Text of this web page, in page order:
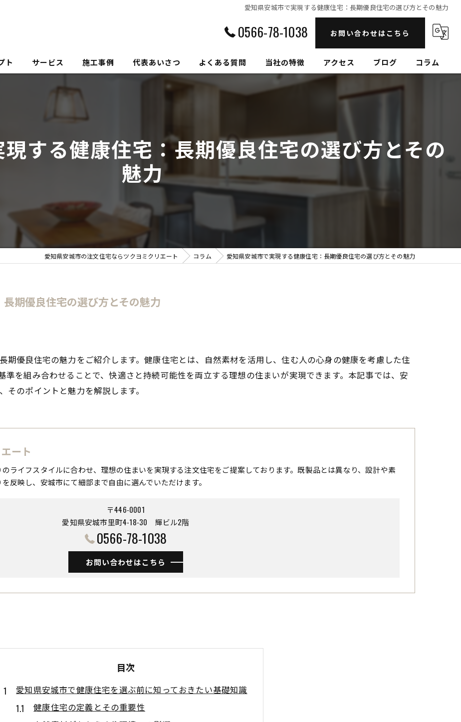
愛知県安城市で実現する健康住宅：長期優良住宅の選び方とその魅力
0566-78-1038 お問い合わせはこちら
ト サービス 施工事例 代表あいさつ よくある質問 当社の特徴
セルロースファイバー
アクセス ブログ コラム
する健康住宅：長期優良住宅の選び方とその
魅力
愛知県安城市の注文住宅ならツクヨミクリエート コラム 愛知県安城市で実現する健康住宅：長期優良住宅の選び方とその魅力
期優良住宅の選び方とその魅力
期優良住宅の魅力をご紹介します。健康住宅とは、自然素材を活用し、住む人の心身の健康を考慮した住
準を組み合わせることで、快適さと持続可能性を両立する理想の住まいが実現できます。本記事では、安
のポイントと魅力を解説します。
ート
ライフスタイルに合わせ、理想の住まいを実現する注文住宅をご提案しております。既製品とは異なり、設計や素
反映し、安城市にて細部まで自由に選んでいただけます。
〒446-0001
愛知県安城市里町4-18-30 ​​​​​​​輝ビル2階
0566-78-1038
お問い合わせはこちら
目次
愛知県安城市で健康住宅を選ぶ前に知っておきたい基礎知識
健康住宅の定義とその重要性